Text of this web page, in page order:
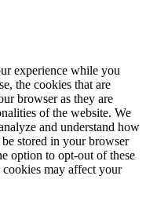
experience while you
the cookies that are
browser as they are
of the website. We
and understand how
stored in your browser
option to opt-out of these
may affect your